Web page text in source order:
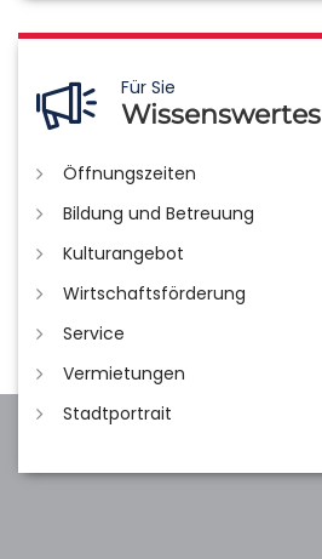
Für Sie
Wissenswertes
Öffnungszeiten
Bildung und Betreuung
Kulturangebot
Wirtschaftsförderung
Service
Vermietungen
Stadtportrait